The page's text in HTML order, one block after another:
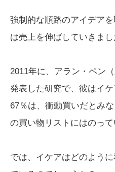
強制的な順路のアイデア
は売上を伸ばしていきまし
2011年に、アラン・ペン
発表した研究で、彼はイ
67％は、衝動買いだとみ
の買い物リストにはのって
では、イケアはどのよう